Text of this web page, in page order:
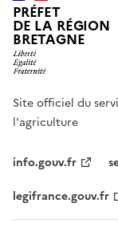
PRÉFET
DE LA RÉGION
BRETAGNE
Site officiel du
l'agriculture
info.gouv.fr
legifrance.gouv.fr